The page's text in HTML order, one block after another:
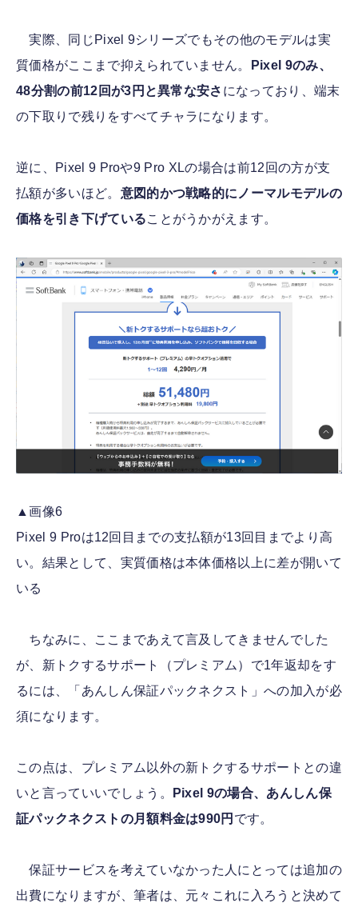
実際、同じPixel 9シリーズでもその他のモデルは実
質価格がここまで抑えられていません。
Pixel 9のみ、
48分割の前12回が3円と異常な安さ になっており、端末
の下取りで残りをすべてチャラになります。
逆に、Pixel 9 Proや9 Pro XLの場合は前12回の方が支
払額が多いほど。 意図的かつ戦略的にノーマルモデルの
価格を引き下げていることがうかがえます。
▲画像6
Pixel 9 Proは12回目までの支払額が13回目までより高
い。結果として、実質価格は本体価格以上に差が開いて
いる
ちなみに、ここまであえて言及してきませんでした
が、新トクするサポート（プレミアム）で1年返却をす
るには、「あんしん保証パックネクスト」への加入が必
須になります。
この点は、プレミアム以外の新トクするサポートとの違
いと言っていいでしょう。
Pixel 9の場合、あんしん保
証パックネクストの月額料金は990円 です。
保証サービスを考えていなかった人にとっては追加の
出費になりますが、筆者は、元々これに入ろうと決めて